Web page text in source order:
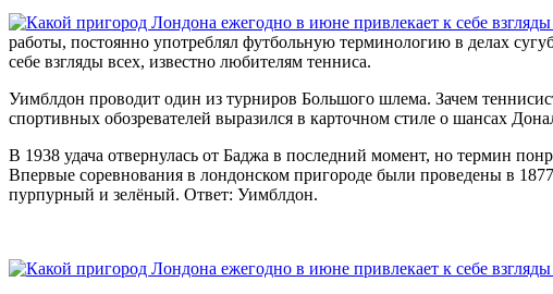
работы, постоянно употреблял футбольную терминологию в делах
себе взгляды всех, известно любителям тенниса.
Уимблдон проводит один из турниров Большого шлема. Зачем
спортивных обозревателей выразился в карточном стиле о шансах
В 1938 удача отвернулась от Баджа в последний момент, но термин
Впервые соревнования в лондонском пригороде были проведены в
пурпурный и зелёный. Ответ: Уимблдон.